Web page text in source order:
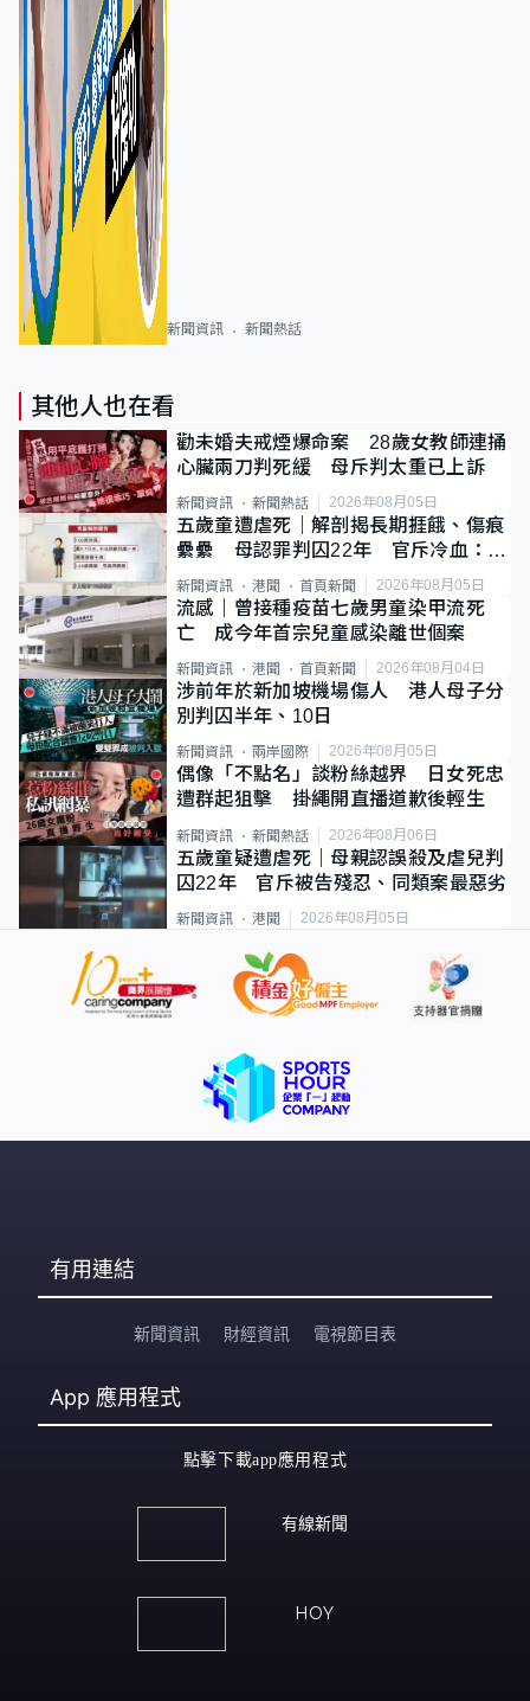
新聞資訊 新聞熱話
其他人也在看
勸未婚夫戒煙爆命案 28歲女教師連捅
心臟兩刀判死緩 母斥判太重已上訴
新聞資訊 新聞熱話 2026年08月05日
五歲童遭虐死｜解剖揭長期捱餓、傷痕
纍纍 母認罪判囚22年 官斥冷血：同
類案最惡劣
新聞資訊 港聞 首頁新聞 2026年08月05日
流感｜曾接種疫苗七歲男童染甲流死
亡 成今年首宗兒童感染離世個案
新聞資訊 港聞 首頁新聞 2026年08月04日
涉前年於新加坡機場傷人 港人母子分
別判囚半年、10日
新聞資訊 兩岸國際 2026年08月05日
偶像「不點名」談粉絲越界 日女死忠
遭群起狙擊 掛繩開直播道歉後輕生
新聞資訊 新聞熱話 2026年08月06日
五歲童疑遭虐死｜母親認誤殺及虐兒判
囚22年 官斥被告殘忍、同類案最惡劣
新聞資訊 港聞 2026年08月05日
有用連結
新聞資訊 財經資訊 電視節目表
App 應用程式
點擊下載app應用程式
有線新聞
HOY